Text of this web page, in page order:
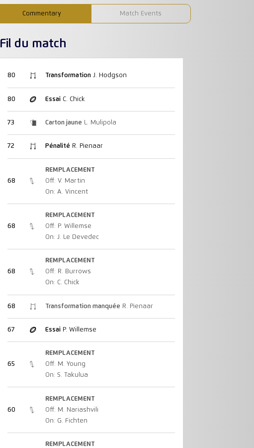
Commentary Match Events
Fil du match
80 TransformationJ. Hodgson
80 EssaiC. Chick
73 Carton jaune L. Mulipola
72 Pénalité R. Pienaar
68
REMPLACEMENT
Off: V. Martin
On: A. Vincent
68
REMPLACEMENT
Off: P. Willemse
On: J. Le Devedec
68
REMPLACEMENT
Off: R. Burrows
On: C. Chick
68 Transformation manquée R. Pienaar
67 EssaiP. Willemse
65
REMPLACEMENT
Off: M. Young
On: S. Takulua
60
REMPLACEMENT
Off: M. Nariashvili
On: G. Fichten
REMPLACEMENT